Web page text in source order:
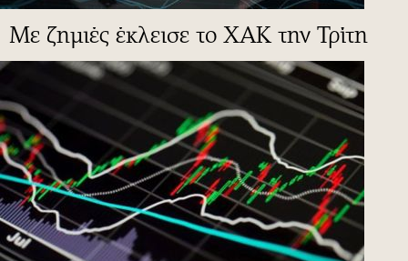
Με ζημιές έκλεισε το ΧΑΚ την Τρίτη